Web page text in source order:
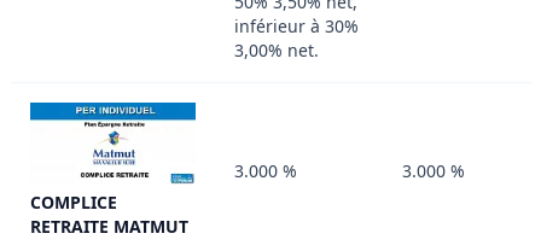
inférieur à 30%
3,00% net.
COMPLICE
RETRAITE MATMUT
3.000 % 3.000 %